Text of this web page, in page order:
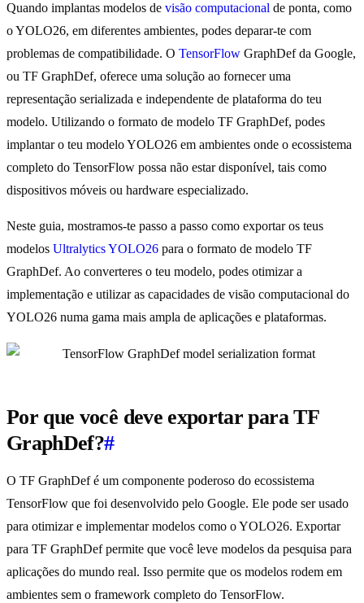
Quando implantas modelos de visão computacional de ponta, como
o YOLO26, em diferentes ambientes, podes deparar-te com
problemas de compatibilidade. O TensorFlow GraphDef da Google,
ou TF GraphDef, oferece uma solução ao fornecer uma
representação serializada e independente de plataforma do teu
modelo. Utilizando o formato de modelo TF GraphDef, podes
implantar o teu modelo YOLO26 em ambientes onde o ecossistema
completo do TensorFlow possa não estar disponível, tais como
dispositivos móveis ou hardware especializado.
Neste guia, mostramos-te passo a passo como exportar os teus
modelos Ultralytics YOLO26 para o formato de modelo TF
GraphDef. Ao converteres o teu modelo, podes otimizar a
implementação e utilizar as capacidades de visão computacional do
YOLO26 numa gama mais ampla de aplicações e plataformas.
Por que você deve exportar para TF
GraphDef?#
O TF GraphDef é um componente poderoso do ecossistema
TensorFlow que foi desenvolvido pelo Google. Ele pode ser usado
para otimizar e implementar modelos como o YOLO26. Exportar
para TF GraphDef permite que você leve modelos da pesquisa para
aplicações do mundo real. Isso permite que os modelos rodem em
ambientes sem o framework completo do TensorFlow.